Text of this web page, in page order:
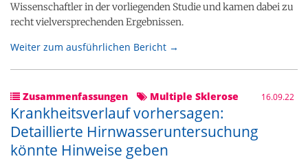
Wissenschaftler in der vorliegenden Studie und kamen dabei zu
recht vielversprechenden Ergebnissen.
Weiter zum ausführlichen Bericht →
Zusammenfassungen Multiple Sklerose 16.09.22
Krankheitsverlauf vorhersagen:
Detaillierte Hirnwasseruntersuchung
könnte Hinweise geben